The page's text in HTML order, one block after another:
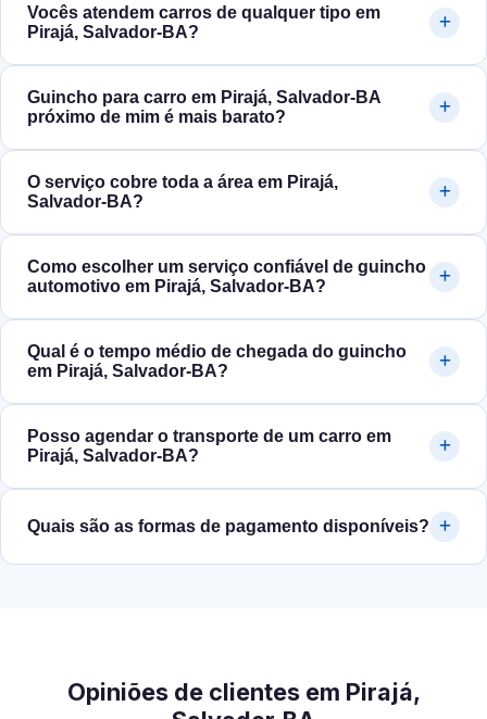
Vocês atendem carros de qualquer tipo em
Pirajá, Salvador‑BA?
Guincho para carro em Pirajá, Salvador‑BA
próximo de mim é mais barato?
O serviço cobre toda a área em Pirajá,
Salvador‑BA?
Como escolher um serviço confiável de guincho
automotivo em Pirajá, Salvador‑BA?
Qual é o tempo médio de chegada do guincho
em Pirajá, Salvador‑BA?
Posso agendar o transporte de um carro em
Pirajá, Salvador‑BA?
Quais são as formas de pagamento disponíveis?
Opiniões de clientes em Pirajá,